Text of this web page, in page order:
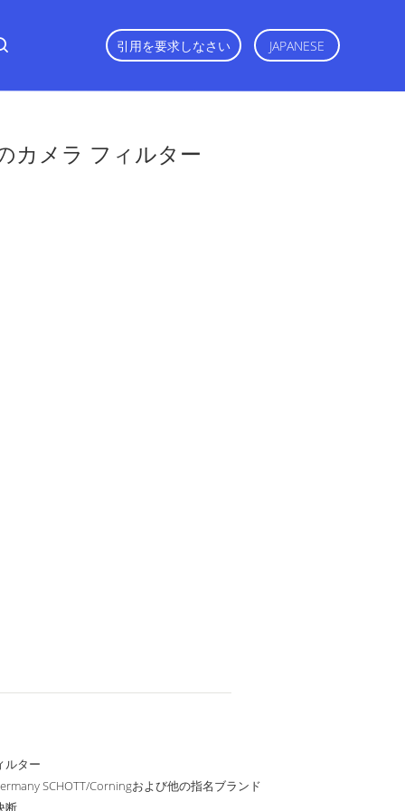
引用を要求しなさい JAPANESE
カメラ フィルター
ルター
SCHOTT/Corningおよび他の指名ブランド
断